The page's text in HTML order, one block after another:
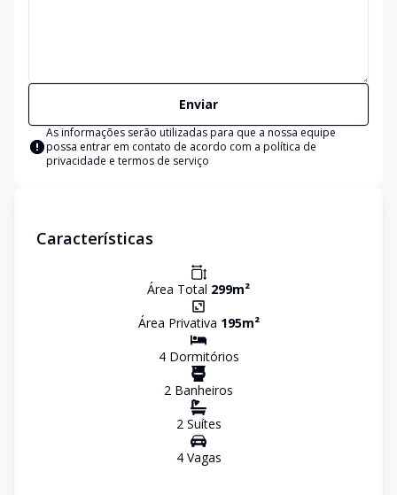
Enviar
As informações serão utilizadas para que a nossa equipe
possa entrar em contato de acordo com a política de
privacidade e termos de serviço
Características
Área Total 299m²
Área Privativa 195m²
4Dormitórios
2 Banheiros
2Suítes
4Vagas